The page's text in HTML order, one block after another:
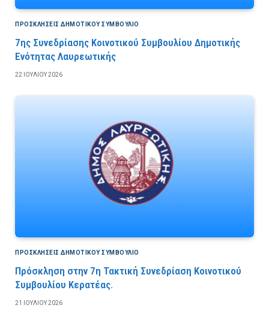
ΠΡΟΣΚΛΉΣΕΙΣ ΔΗΜΟΤΙΚΟΎ ΣΥΜΒΟΎΛΙΟ
7ης Συνεδρίασης Κοινοτικού Συμβουλίου Δημοτικής
Ενότητας Λαυρεωτικής
22 ΙΟΥΛΊΟΥ 2026
ΠΡΟΣΚΛΉΣΕΙΣ ΔΗΜΟΤΙΚΟΎ ΣΥΜΒΟΎΛΙΟ
Πρόσκληση στην 7η Τακτική Συνεδρίαση Κοινοτικού
Συμβουλίου Κερατέας.
21 ΙΟΥΛΊΟΥ 2026